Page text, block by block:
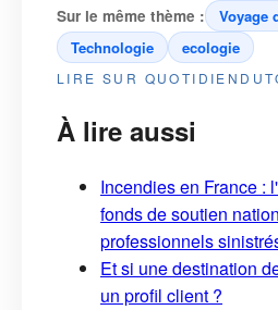
Sur le même thème :
Voyage
Technologie
ecologie
LIRE SUR
À lire aussi
Incendies en France :
fonds de soutien
professionnels
Et si une destination
un profil client ?